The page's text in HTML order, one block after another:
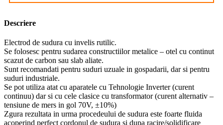
Descriere
Electrod de sudura cu invelis rutilic.
Se folosesc pentru sudarea constructiilor metalice – otel cu continut
scazut de carbon sau slab aliate.
Sunt recomandati pentru suduri uzuale in gospadarii, dar si pentru
suduri industriale.
Se pot utiliza atat cu aparatele cu Tehnologie Inverter (curent
continuu) dar si cu cele clasice cu transformator (curent alternativ –
tensiune de mers in gol 70V, ±10%)
Zgura rezultata in urma procedeului de sudura este foarte fluida
acoperind perfect cordonul de sudura si dupa racire/solidificare